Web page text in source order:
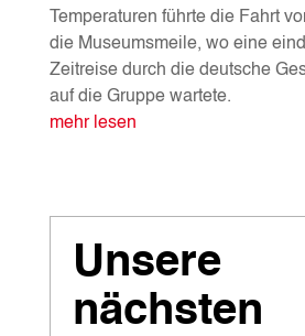
Temperaturen führte die Fahrt
die Museumsmeile, wo eine
Zeitreise durch die deutsche
auf die Gruppe wartete.
mehr lesen
Unsere
nächsten